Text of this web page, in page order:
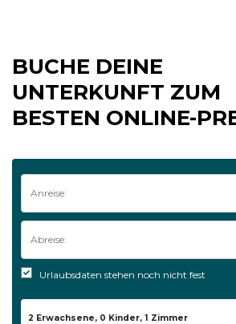
BUCHE DEINE
UNTERKUNFT ZUM
BESTEN ONLINE-
Anreise:
Abreise:
Urlaubsdaten stehen noch nicht fest
2 Erwachsene, 0 Kinder, 1 Zimmer